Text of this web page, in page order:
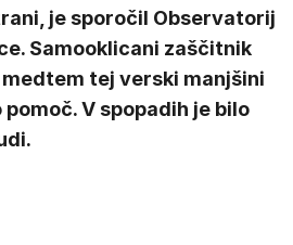
je sporočil Observatorij
Samooklicani zaščitnik
tej verski manjšini
V spopadih je bilo